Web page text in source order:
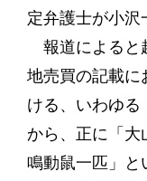
定弁護士が小沢
報道によると
地売買の記載に
ける、いわゆる
から、正に「大
鳴動鼠一匹」と